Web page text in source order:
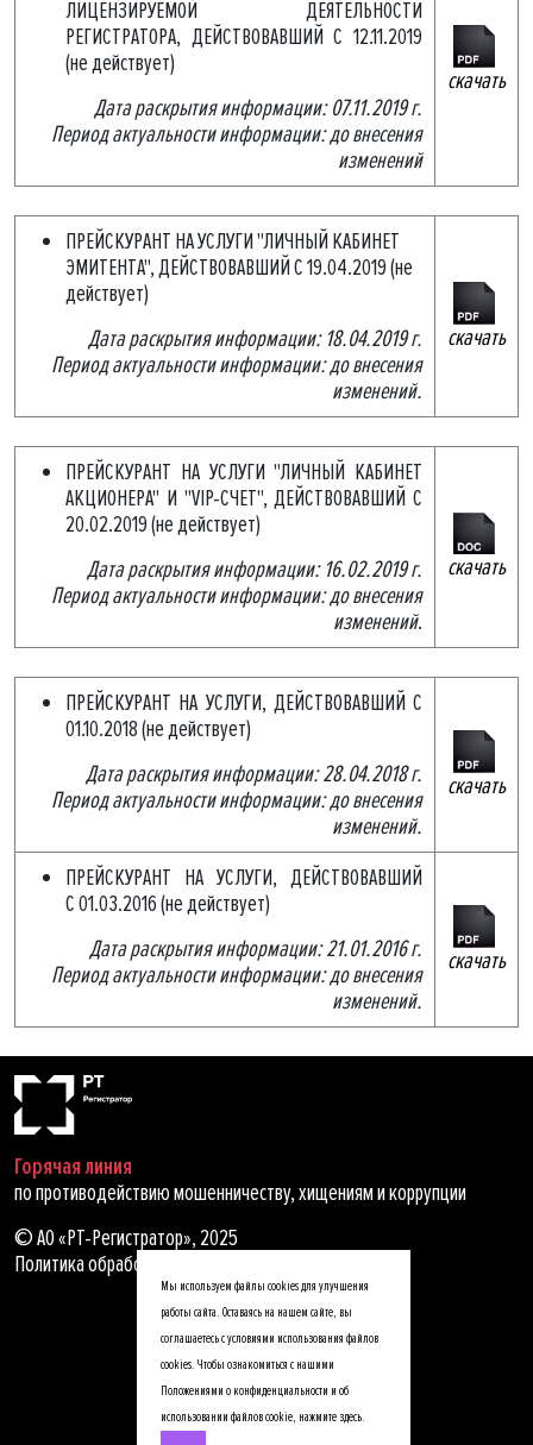
ЛИЦЕНЗИРУЕМОЙ ДЕЯТЕЛЬНОСТИ
РЕГИСТРАТОРА, ДЕЙСТВОВАВШИЙ С 12.11.2019
(не действует)
Дата раскрытия информации: 07.11.2019 г.
Период актуальности информации: до внесения
изменений
скачать
ПРЕЙСКУРАНТ НА УСЛУГИ "ЛИЧНЫЙ КАБИНЕТ
ЭМИТЕНТА", ДЕЙСТВОВАВШИЙ С 19.04.2019 (не
действует)
Дата раскрытия информации: 18.04.2019 г.
Период актуальности информации: до внесения
изменений.
скачать
ПРЕЙСКУРАНТ НА УСЛУГИ "ЛИЧНЫЙ КАБИНЕТ
АКЦИОНЕРА" И "VIP-СЧЕТ", ДЕЙСТВОВАВШИЙ С
20.02.2019 (не действует)
Дата раскрытия информации: 16.02.2019 г.
Период актуальности информации: до внесения
изменений.
скачать
ПРЕЙСКУРАНТ НА УСЛУГИ, ДЕЙСТВОВАВШИЙ С
01.10.2018 (не действует)
Дата раскрытия информации: 28.04.2018 г.
Период актуальности информации: до внесения
изменений.
скачать
ПРЕЙСКУРАНТ НА УСЛУГИ, ДЕЙСТВОВАВШИЙ
С 01.03.2016 (не действует)
Дата раскрытия информации: 21.01.2016 г.
Период актуальности информации: до внесения
изменений.
скачать
Горячая линия
по противодействию мошенничеству, хищениям и коррупции
© АО «РТ-Регистратор», 2025
Политика обработки персональных данных
Мы используем файлы cookies для улучшения
работы сайта. Оставаясь на нашем сайте, вы
соглашаетесь с условиями использования файлов
cookies. Чтобы ознакомиться с нашими
Положениями о конфиденциальности и об
использовании файлов cookie, нажмите здесь.